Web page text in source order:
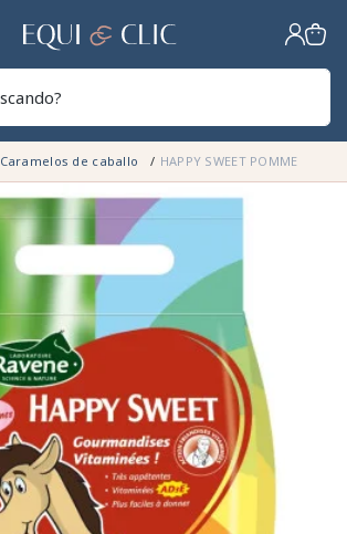
Hogar
Caramelos de caballo HAPPY SWEET POMME